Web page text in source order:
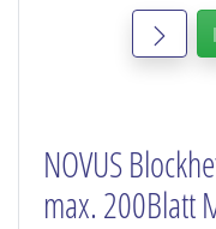
NOVUS
max. 200Blatt